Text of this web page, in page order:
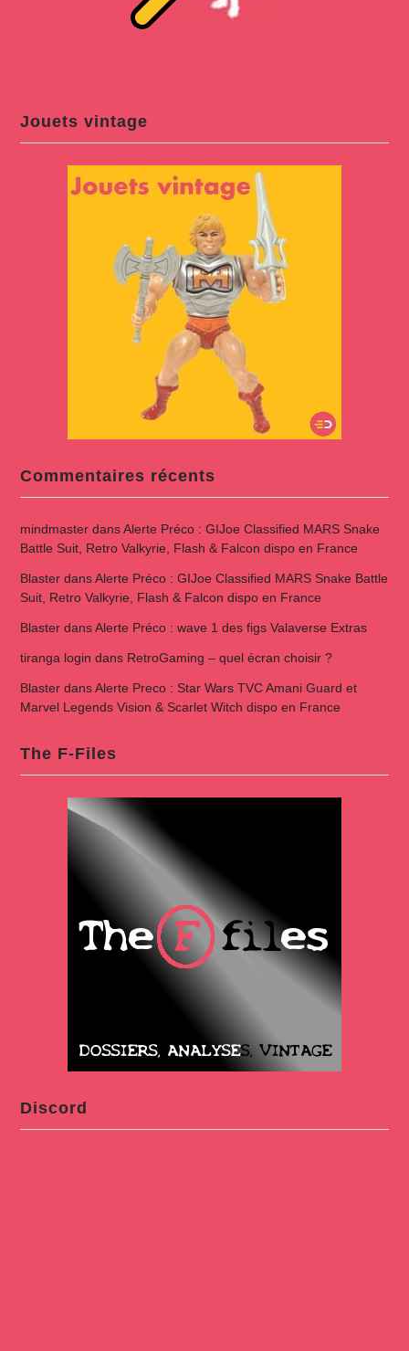
Jouets vintage
Commentaires récents
mindmasterdansAlerte Préco : GIJoe Classified MARS Snake
Battle Suit, Retro Valkyrie, Flash & Falcon dispo en France
BlasterdansAlerte Préco : GIJoe Classified MARS Snake Battle
Suit, Retro Valkyrie, Flash & Falcon dispo en France
BlasterdansAlerte Préco : wave 1 des figs Valaverse Extras
tiranga login dans RetroGaming – quel écran choisir ?
BlasterdansAlerte Preco : Star Wars TVC Amani Guard et
Marvel Legends Vision & Scarlet Witch dispo en France
The F-Files
Discord